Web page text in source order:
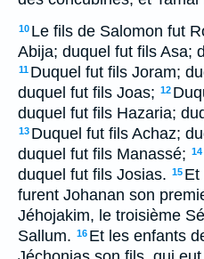
10 Le fils de Salomon fut
Abija; duquel fut fils Asa;
11 Duquel fut fils Joram;
duquel fut fils Joas; 12
duquel fut fils Hazaria;
13 Duquel fut fils Achaz;
duquel fut fils Manassé; 14
duquel fut fils Josias. 15 Et
furent Johanan son
Jéhojakim, le troisième
Sallum. 16 Et les enfants